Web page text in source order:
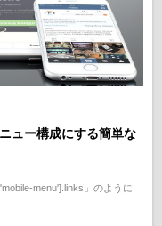
ュー構成にする簡単な
menu'].links」のように